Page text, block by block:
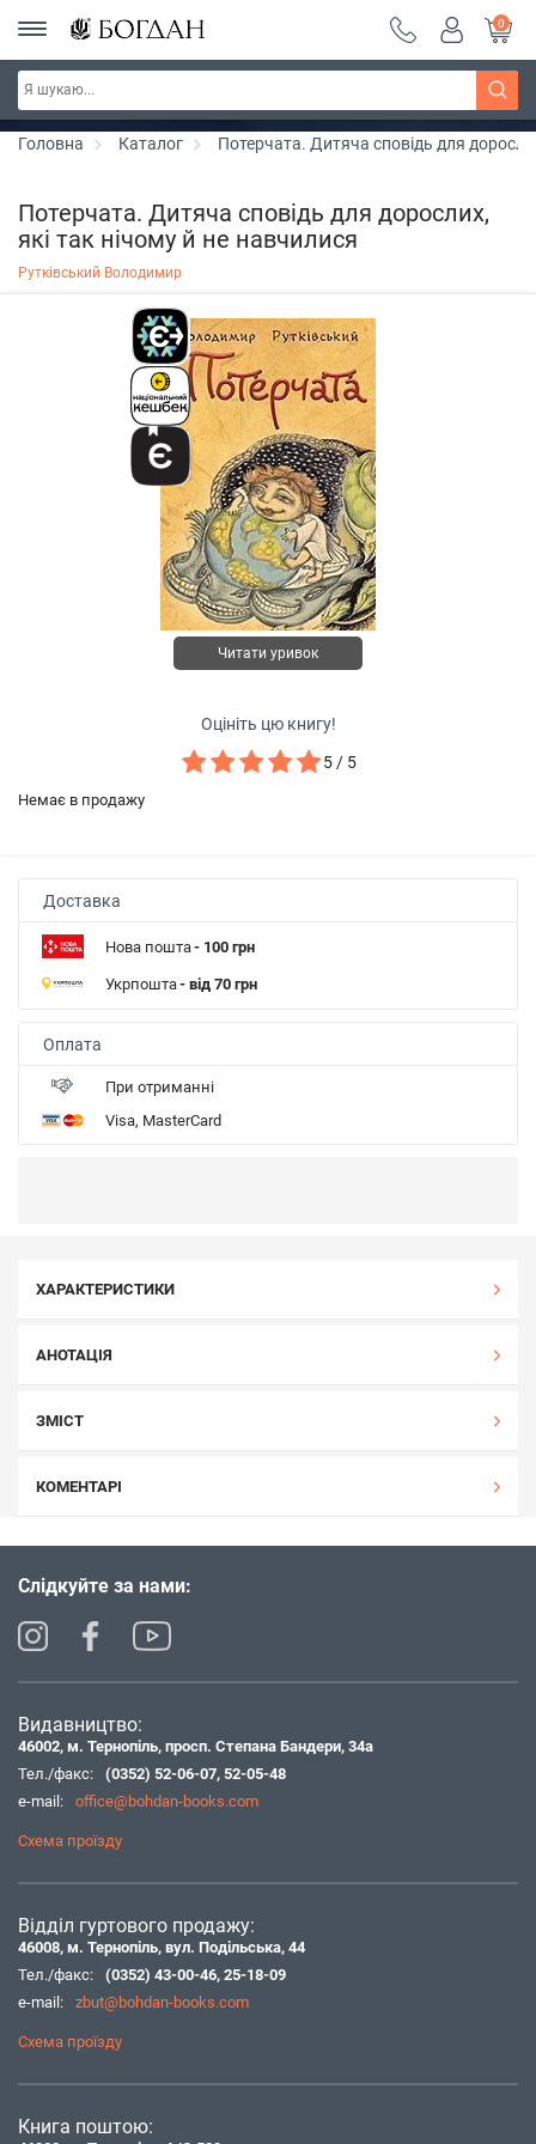
Серія "Чейзіана" ~ знижка 20%
0
Головна Каталог Потерчата. Дитяча сповідь для
Потерчата. Дитяча сповідь для дорослих,
які так нічому й не навчилися
Рутківський Володимир
Читати уривок
Оцініть цю книгу!
5 / 5
Немає в продажу
Доставка
Нова пошта- 100 грн
Укрпошта- від 70 грн
Оплата
При отриманні
Visa, MasterCard
ХАРАКТЕРИСТИКИ
АНОТАЦІЯ
ЗМІСТ
КОМЕНТАРІ
Слідкуйте за нами:
Видавництво:
46002, м. Тернопіль, просп. Степана Бандери, 34а
Тел./факс:
(0352) 52-06-07, 52-05-48
e-mail:
office@bohdan-books.com
Схема проїзду
Відділ гуртового продажу:
46008, м. Тернопіль, вул. Подільська, 44
Тел./факс:
(0352) 43-00-46, 25-18-09
e-mail:
zbut@bohdan-books.com
Схема проїзду
Книга поштою: